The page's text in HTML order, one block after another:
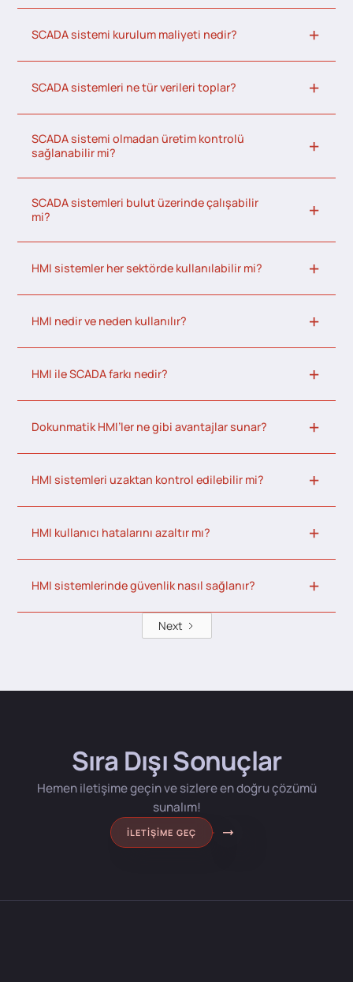
SCADA sistemi kurulum maliyeti nedir?
SCADA sistemleri ne tür verileri toplar?
SCADA sistemi olmadan üretim kontrolü
sağlanabilir mi?
SCADA sistemleri bulut üzerinde çalışabilir
mi?
HMI sistemler her sektörde kullanılabilir mi?
HMI nedir ve neden kullanılır?
HMI ile SCADA farkı nedir?
Dokunmatik HMI’ler ne gibi avantajlar sunar?
HMI sistemleri uzaktan kontrol edilebilir mi?
HMI kullanıcı hatalarını azaltır mı?
HMI sistemlerinde güvenlik nasıl sağlanır?
Next
Sıra Dışı Sonuçlar
Hemen iletişime geçin ve sizlere en doğru çözümü
sunalım!
İLETIŞIME GEÇ